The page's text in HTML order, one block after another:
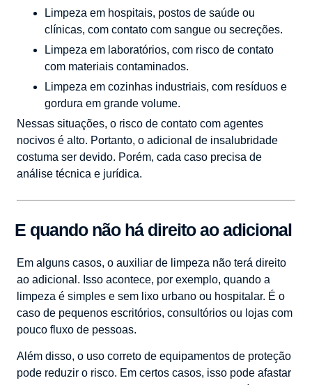
Limpeza em hospitais, postos de saúde ou
clínicas, com contato com sangue ou secreções.
Limpeza em laboratórios, com risco de contato
com materiais contaminados.
Limpeza em cozinhas industriais, com resíduos e
gordura em grande volume.
Nessas situações, o risco de contato com agentes
nocivos é alto. Portanto, o adicional de insalubridade
costuma ser devido. Porém, cada caso precisa de
análise técnica e jurídica.
E quando não há direito ao adicional
Em alguns casos, o auxiliar de limpeza não terá direito
ao adicional. Isso acontece, por exemplo, quando a
limpeza é simples e sem lixo urbano ou hospitalar. É o
caso de pequenos escritórios, consultórios ou lojas com
pouco fluxo de pessoas.
Além disso, o uso correto de equipamentos de proteção
pode reduzir o risco. Em certos casos, isso pode afastar